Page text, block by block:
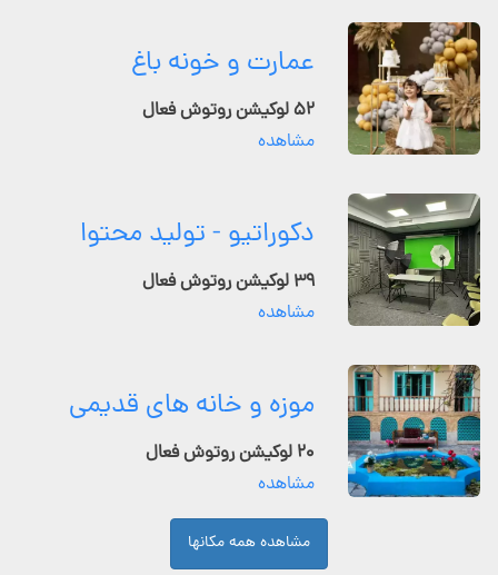
عمارت و خونه باغ
۵۲ لوکیشن روتوش فعال
مشاهده
دکوراتیو - تولید محتوا
۳۹ لوکیشن روتوش فعال
مشاهده
موزه و خانه های قدیمی
۲۰ لوکیشن روتوش فعال
مشاهده
مشاهده همه مکانها